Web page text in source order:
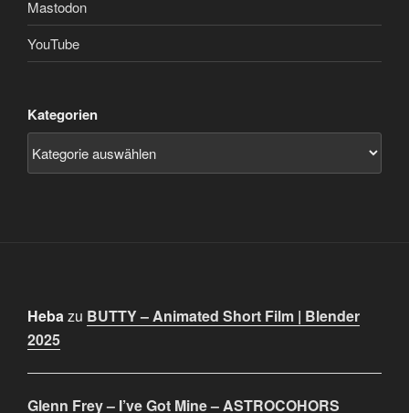
Mastodon
YouTube
Kategorien
Hebazu BUTTY – Animated Short Film | Blender
2025
Glenn Frey – I’ve Got Mine – ASTROCOHORS